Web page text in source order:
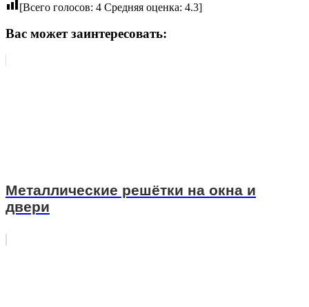
[Всего голосов: 4 Средняя оценка: 4.3]
Вас может заинтересовать:
Металлические решётки на окна и
двери